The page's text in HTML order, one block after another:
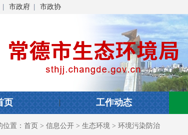
市政府 市政协
页 工作动态
位置： 首页 > 信息公开 > 生态环境 > 环境污染防治